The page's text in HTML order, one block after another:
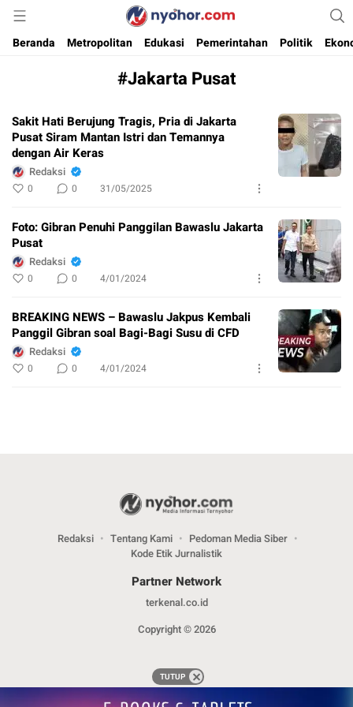
Nyohor.com
Media Informasi Ternyohor
Beranda
Metropolitan Edukasi Pemerintahan Politik
#Jakarta Pusat
Sakit Hati Berujung Tragis, Pria di Jakarta
Pusat Siram Mantan Istri dan Temannya
dengan Air Keras
Redaksi
0 0 31/05/2025
Foto: Gibran Penuhi Panggilan Bawaslu Jakarta
Pusat
Redaksi
0 0 4/01/2024
BREAKING NEWS – Bawaslu Jakpus Kembali
Panggil Gibran soal Bagi-Bagi Susu di CFD
Redaksi
0 0 4/01/2024
Redaksi Tentang Kami
Pedoman Media Siber
Kode Etik Jurnalistik
Partner Network
terkenal.co.id
Copyright © 2026
TUTUP